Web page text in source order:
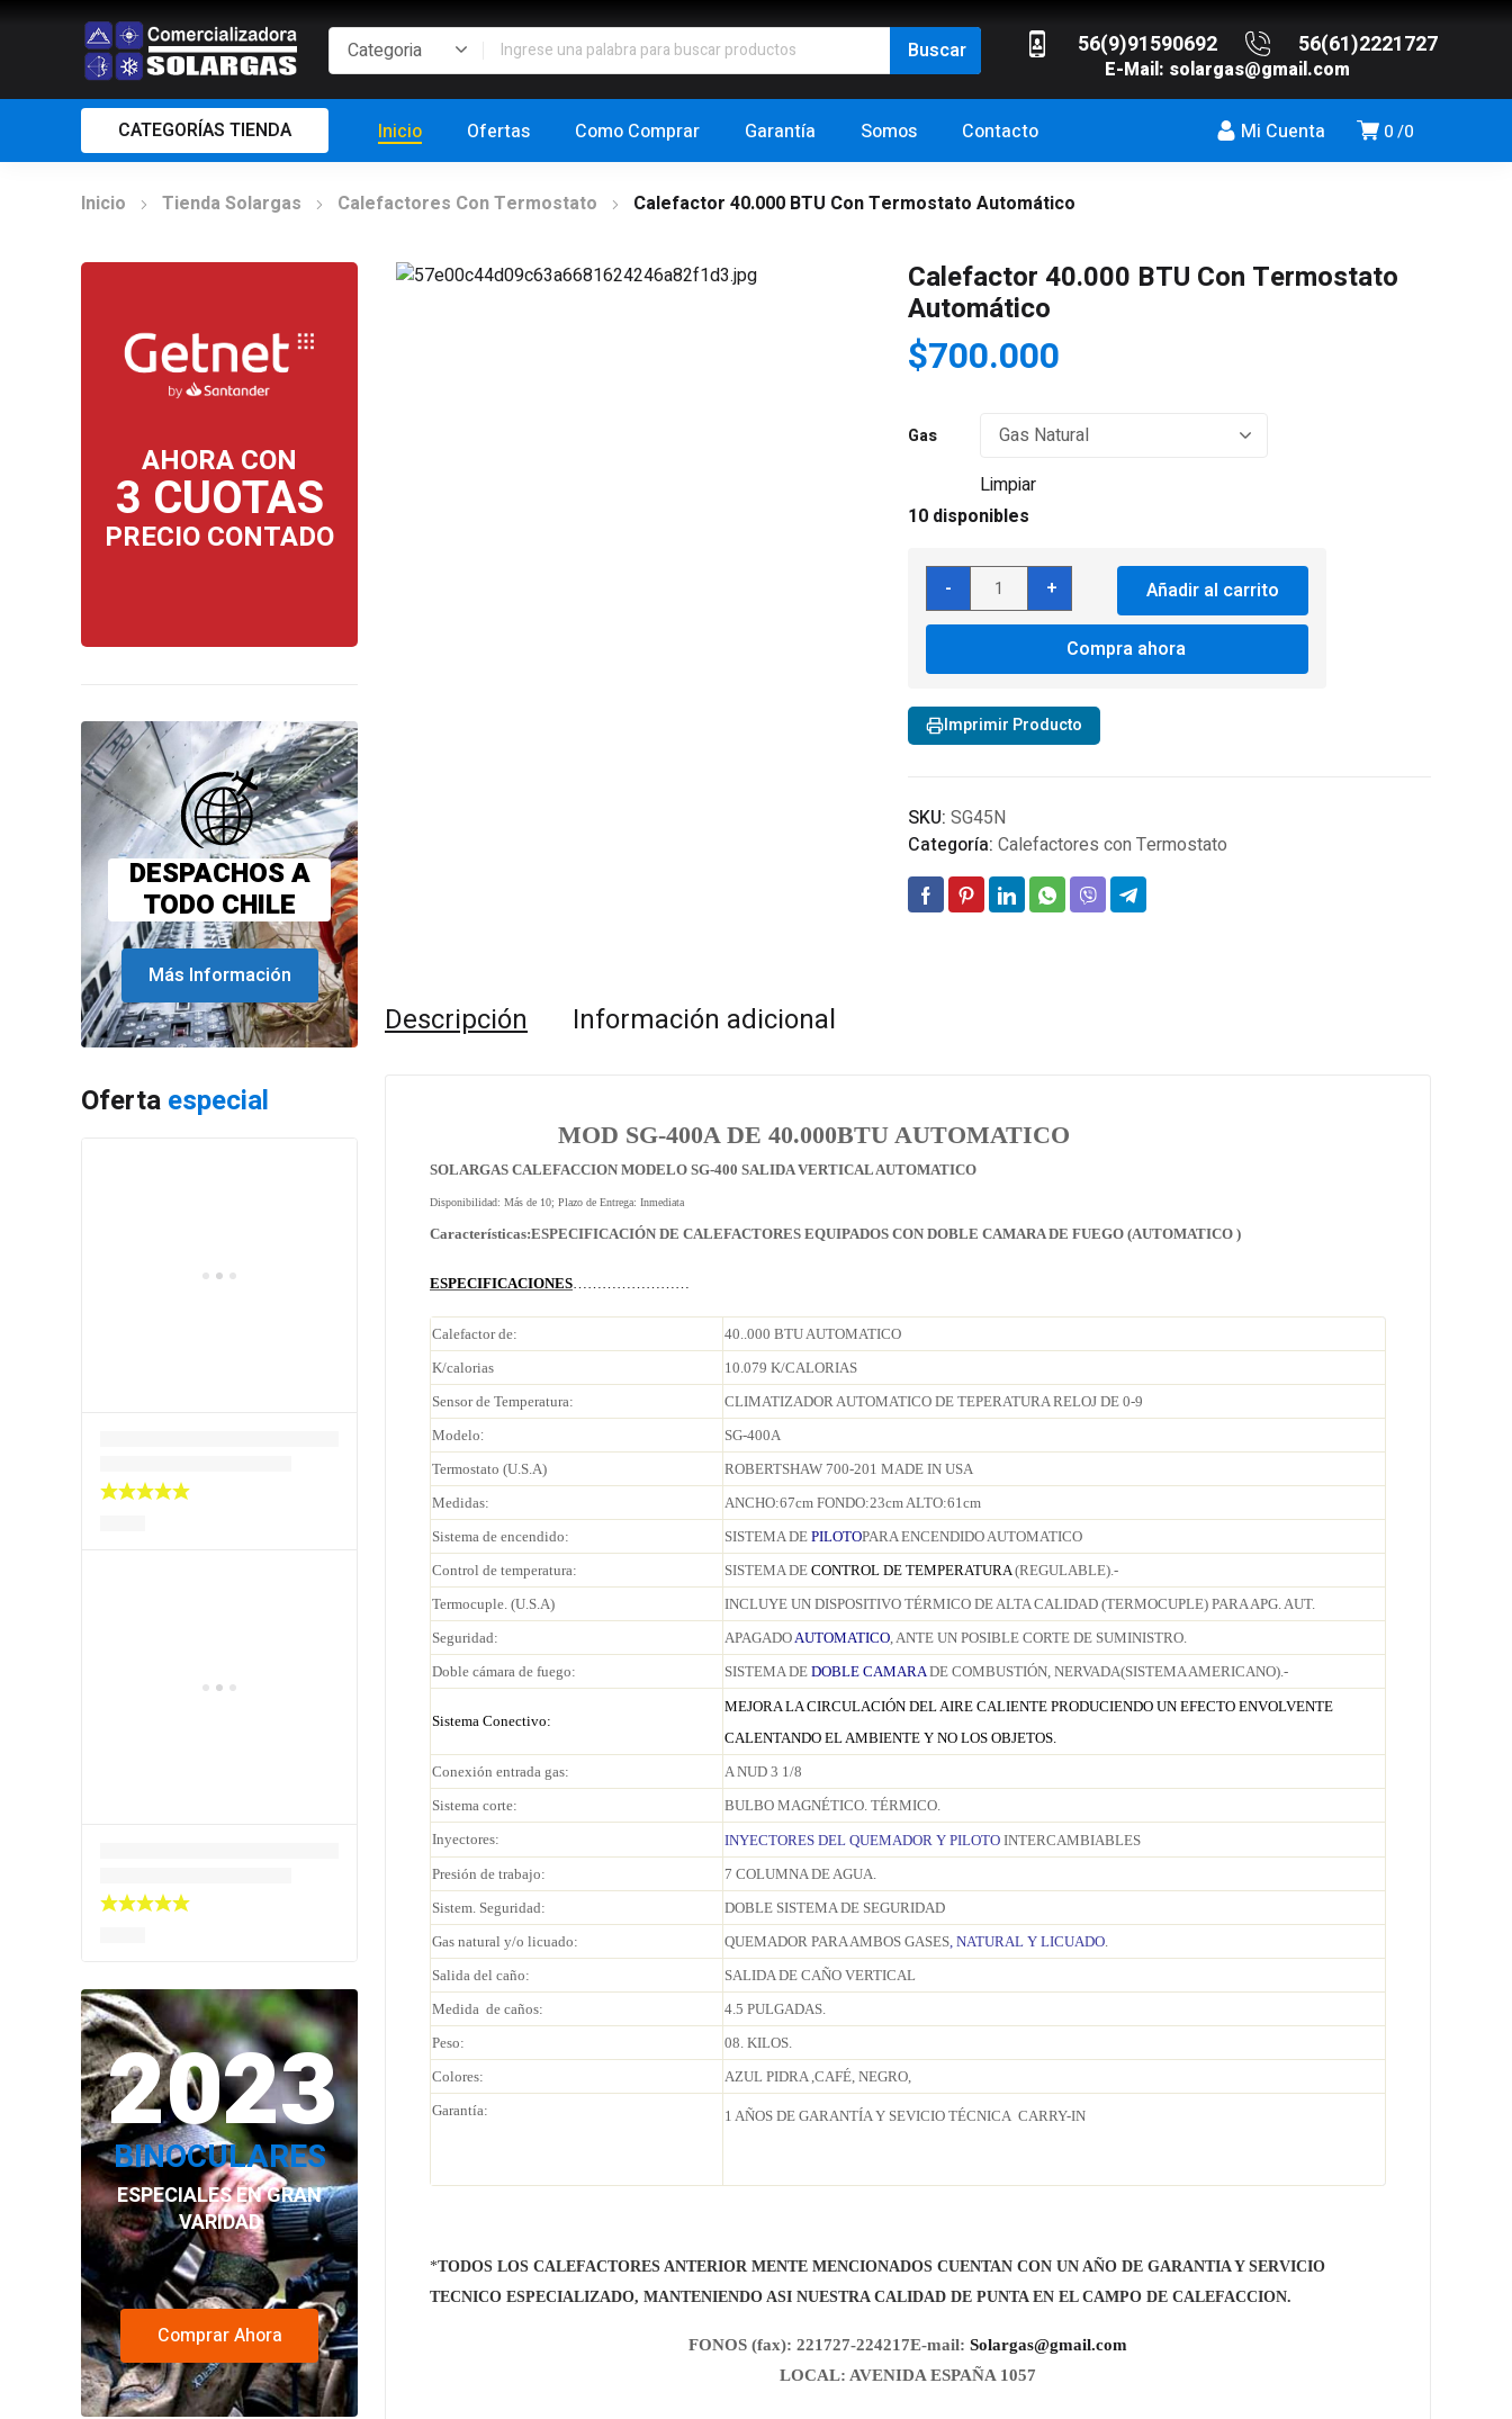
56(9)91590692 56(61)2221727
E-Mail: solargas@gmail.com
0 0
Mi Cuenta
CATEGORÍAS TIENDA Inicio Ofertas Como Comprar Garantía Somos Contacto
Inicio Tienda Solargas Calefactores Con Termostato Calefactor 40.000 BTU Con Termostato Automático
AHORA CON
3 CUOTAS
PRECIO CONTADO
DESPACHOS A
TODO CHILE
Más Información
Oferta especial
2023
BINOCULARES
ESPECIALES EN GRAN
VARIDAD
Comprar Ahora
Calefactor 40.000 BTU Con Termostato
Automático
$700.000
Gas
Limpiar
10 disponibles
-
Calefactor
40.000
BTU
Termostato
cantidad
+ Añadir al carrito
Compra ahora
Imprimir Producto
SKU: SG45N
Categoría: Calefactores con Termostato
Descripción Información adicional
MOD SG-400A DE 40.000BTU AUTOMATICO
SOLARGAS CALEFACCION MODELO SG-400 SALIDA VERTICAL AUTOMATICO
Disponibilidad: Más de 10; Plazo de Entrega: Inmediata
Características:ESPECIFICACIÓN DE CALEFACTORES EQUIPADOS CON DOBLE CAMARA DE FUEGO (AUTOMATICO )
ESPECIFICACIONES
Calefactor de:
40..000 BTU AUTOMATICO
K/calorias
10.079 K/CALORIAS
Sensor de Temperatura:
CLIMATIZADOR AUTOMATICO DE TEPERATURA RELOJ DE 0-9
Modelo:
SG-400A
Termostato (U.S.A)
ROBERTSHAW 700-201 MADE IN USA
Medidas:
ANCHO:67cm FONDO:23cm ALTO:61cm
Sistema de encendido:
SISTEMA DE PILOTOPARA ENCENDIDO AUTOMATICO
Control de temperatura:
SISTEMA DE CONTROL DE TEMPERATURA (REGULABLE).-
Termocuple. (U.S.A)
INCLUYE UN DISPOSITIVO TÉRMICO DE ALTA CALIDAD (TERMOCUPLE) PARA APG. AUT.
Seguridad:
APAGADO AUTOMATICO , ANTE UN POSIBLE CORTE DE SUMINISTRO.
Doble cámara de fuego:
SISTEMA DE DOBLE CAMARA DE COMBUSTIÓN, NERVADA(SISTEMA AMERICANO).-
Sistema Conectivo:
MEJORA LA CIRCULACIÓN DEL AIRE CALIENTE PRODUCIENDO UN EFECTO ENVOLVENTE
CALENTANDO EL AMBIENTE Y NO LOS OBJETOS.
Conexión entrada gas:
A NUD 3 1/8
Sistema corte:
BULBO MAGNÉTICO. TÉRMICO.
Inyectores:
INYECTORES DEL QUEMADOR Y PILOTO INTERCAMBIABLES
Presión de trabajo:
7 COLUMNA DE AGUA.
Sistem. Seguridad:
DOBLE SISTEMA DE SEGURIDAD
Gas natural y/o licuado:
QUEMADOR PARA AMBOS GASES , NATURAL Y LICUADO
Salida del caño:
SALIDA DE CAÑO VERTICAL
Medida de caños:
4.5 PULGADAS.
Peso:
08. KILOS.
Colores:
AZUL PIDRA ,CAFÉ, NEGRO,
Garantía:
1 AÑOS DE GARANTÍA Y SEVICIO TÉCNICA CARRY-IN
*TODOS LOS CALEFACTORES ANTERIOR MENTE MENCIONADOS CUENTAN CON UN AÑO DE GARANTIA Y SERVICIO
TECNICO ESPECIALIZADO, MANTENIENDO ASI NUESTRA CALIDAD DE PUNTA EN EL CAMPO DE CALEFACCION.
FONOS (fax): 221727-224217E-mail: Solargas@gmail.com
LOCAL: AVENIDA ESPAÑA 1057